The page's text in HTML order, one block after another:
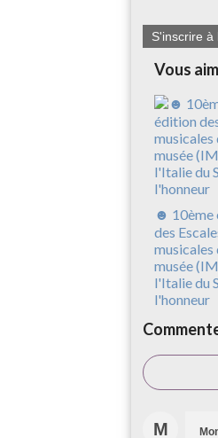
S'inscrire à
Vous
☻ 10ème
des
musicales
musée
l'Italie du
l'honneur
M